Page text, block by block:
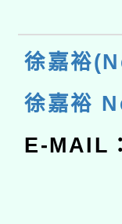
徐嘉裕
徐嘉裕
E-MAIL：